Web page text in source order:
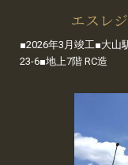
エスレ
■2026年3月竣工■大山
23-6■地上7階 RC造